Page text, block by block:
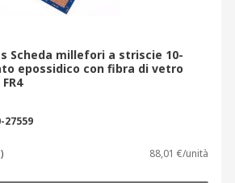
Scheda millefori a striscie 10-
epossidico con fibra di vetro
27559
88,01 €/unità